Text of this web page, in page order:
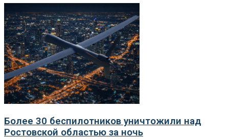
Более 30 беспилотников уничтожили над
Ростовской областью за ночь